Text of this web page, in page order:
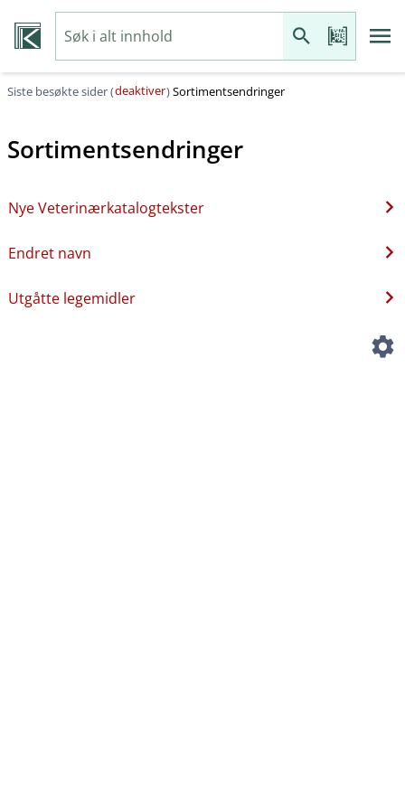
Siste besøkte sider (deaktiver)Sortimentsendringer
Sortimentsendringer
Nye Veterinærkatalogtekster
Endret navn
Utgåtte legemidler